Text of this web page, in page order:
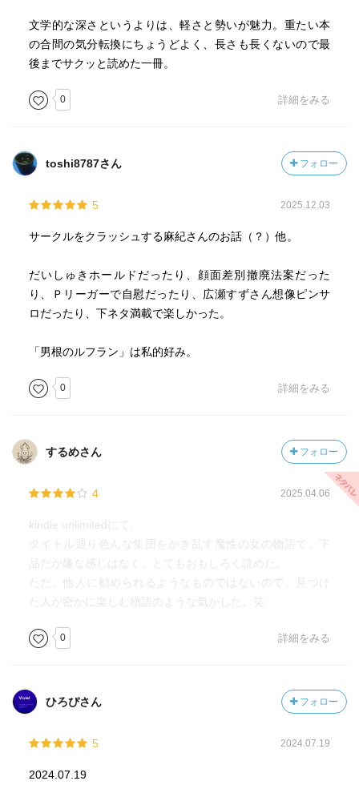
文学的な深さというよりは、軽さと勢いが魅力。重たい本
の合間の気分転換にちょうどよく、長さも長くないので最
後までサクッと読めた一冊。
0 詳細をみる
toshi8787さん フォロー
5 2025.12.03
サークルをクラッシュする麻紀さんのお話（？）他。
だいしゅきホールドだったり、顔面差別撤廃法案だった
り、Ｐリーガーで自慰だったり、広瀬すずさん想像ピンサ
ロだったり、下ネタ満載で楽しかった。
「男根のルフラン」は私的好み。
0 詳細をみる
するめさん フォロー
4 2025.04.06
kindle unlimitedにて。
タイトル通り色んな集団をかき乱す魔性の女の物語で、下
品だが嫌な感じはなく、とてもおもしろく読めた。
ただ、他人に勧められるようなものではないので、見つけ
た人が密かに楽しむ物語のような気がした。笑
0 詳細をみる
ひろぴさん フォロー
5 2024.07.19
2024.07.19